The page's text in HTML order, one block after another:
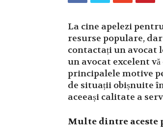
La cine apelezi
resurse populare, dar
contactați un avocat
un avocat excelent
principalele motive
de situații obișnuite
aceeași calitate a
Multe dintre aceste